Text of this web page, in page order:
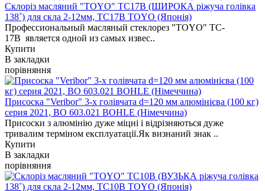
Склоріз масляний "TOYO" TC17B (ШИРОКА ріжуча голівка
138˚) для скла 2-12мм, TC17B TOYO (Японія)
Профессиональный масляный стеклорез "TOYO" TC-
17B является одной из самых извес..
Купити
В закладки
порівняння
Присоска "Veribor" 3-х голівчата d=120 мм алюмінієва (100 кг)
серия 2021, BO 603.021 BOHLE (Німеччина)
Присоски з алюмінію дуже міцні і відрізняються дуже
тривалим терміном експлуатації.Як визнаний знак ..
Купити
В закладки
порівняння